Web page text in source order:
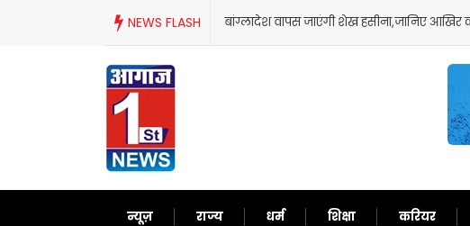
NEWS FLASH बांग्लादेश वापस जाएंगी शेख हसीना,जानिए आखिर
न्यूज़ राज्य धर्म शिक्षा करियर